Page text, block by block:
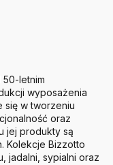
50-letnim
wyposażenia
się w tworzeniu
oraz
jej produkty są
Kolekcje Bizzotto
jadalni, sypialni oraz